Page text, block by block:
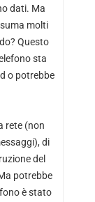
dati. Ma
molti
Questo
sta
o potrebbe
rete (non
di
del
potrebbe
è stato